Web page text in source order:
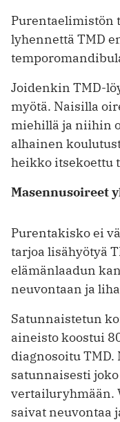
Purentaelimistön
lyhennettä TMD
Joidenkin TMD-
myötä. Naisilla
miehillä ja niihin
alhainen
heikko itsekoettu
Masennusoireet
Purentakisko ei
tarjoa lisähyötyä
elämänlaadun
neuvontaan ja
Satunnaistetun
aineisto koostui
diagnosoitu
satunnaisesti
vertailuryhmään.
saivat neuvontaa